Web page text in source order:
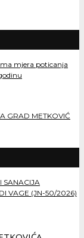
mjera poticanja
GRAD METKOVIĆ
SANACIJA
VAGE (JN-50/2026)